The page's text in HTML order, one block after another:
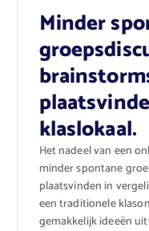
Minder
klaslokaal.
Het nadeel van een
minder spontane
plaatsvinden in
een traditionele
gemakkelijk ideeën